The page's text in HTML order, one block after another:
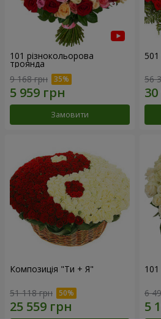
101 різнокольорова
троянда
9 168 грн
Замовити
56
Композиція "Ти + Я"
51 118 грн 6